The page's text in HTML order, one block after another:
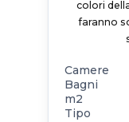
colori
faranno
Camere
Bagni
m2
Tipo